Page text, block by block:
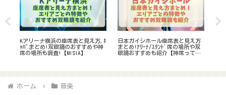
【STARTOライブ】リセール完全攻
略法!何日前に出る?ｺﾂと裏技,ﾙｰﾙ
や料金をﾁｪｯｸ!【RELIEF Ticket】
大阪城ホール周辺ホテル10選!安
い/近い/穴場は?ライブ遠征に便利
でおすすめ!
ホーム 音楽